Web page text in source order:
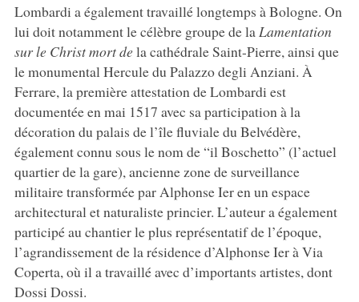
Lombardi a également travaillé longtemps à Bologne. On
lui doit notamment le célèbre groupe de la Lamentation
sur le Christ mort dela cathédrale Saint-Pierre, ainsi que
le monumental Hercule du Palazzo degli Anziani. À
Ferrare, la première attestation de Lombardi est
documentée en mai 1517 avec sa participation à la
décoration du palais de l’île fluviale du Belvédère,
également connu sous le nom de “il Boschetto” (l’actuel
quartier de la gare), ancienne zone de surveillance
militaire transformée par Alphonse Ier en un espace
architectural et naturaliste princier. L’auteur a également
participé au chantier le plus représentatif de l’époque,
l’agrandissement de la résidence d’Alphonse Ier à Via
Coperta, où il a travaillé avec d’importants artistes, dont
Dossi Dossi.